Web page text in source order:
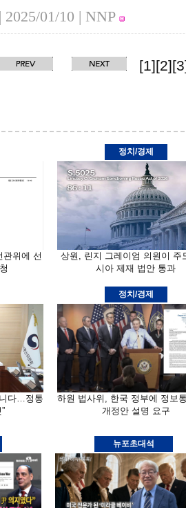
2025/01/10 | NNP
[1][2]
관위에 선
정치/경제
상원, 린지 그레이엄 의원이 주
시아 제재 법안 통과
다…정통
정치/경제
하원 법사위, 한국 정부에 정보
개정안 설명 요구
뉴포초대석